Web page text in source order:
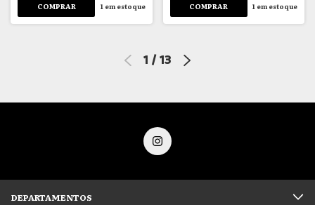
1 em estoque 1 em estoque
1 / 13
DEPARTAMENTOS